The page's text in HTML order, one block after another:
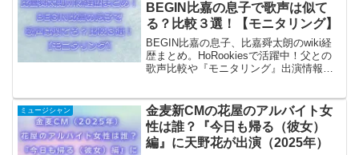
BEGIN比嘉の息子で歌声は似て
る？比較３選！【モニタリング】
BEGIN比嘉の息子、比嘉舜太朗のwiki経
歴まとめ。HoRookiesで活躍中！父との
歌声比較や『モニタリング』出演情報
ミュージシャン
金麦新CMの花屋のアルバイト女
性は誰？『今日も帰る（彼女）
編』に天野花が出演（2025年）